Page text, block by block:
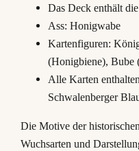
Das Deck enthält
Ass: Honigwabe
Kartenfiguren:
(Honigbiene), Bube
Alle Karten
Schwalenberger
Die Motive der
Wuchsarten und